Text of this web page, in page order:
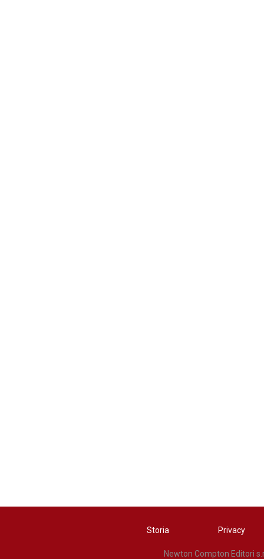
Storia Privacy
Newton Compton Editori